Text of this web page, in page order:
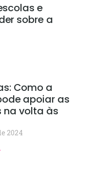
e
sobre a
Como a
apoiar as
na volta às
2024